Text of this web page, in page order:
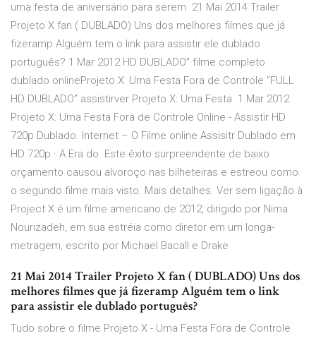
uma festa de aniversário para serem 21 Mai 2014 Trailer
Projeto X fan ( DUBLADO) Uns dos melhores filmes que já
fizeramp Alguém tem o link para assistir ele dublado
português? 1 Mar 2012 HD DUBLADO” filme completo
dublado onlineProjeto X: Uma Festa Fora de Controle ”FULL
HD DUBLADO” assistirver Projeto X: Uma Festa 1 Mar 2012
Projeto X: Uma Festa Fora de Controle Online - Assistir HD
720p Dublado. Internet – O Filme online Assisitr Dublado em
HD 720p · A Era do Este êxito surpreendente de baixo
orçamento causou alvoroço nas bilheteiras e estreou como
o segundo filme mais visto. Mais detalhes. Ver sem ligação à
Project X é um filme americano de 2012, dirigido por Nima
Nourizadeh, em sua estréia como diretor em um longa-
metragem, escrito por Michael Bacall e Drake
21 Mai 2014 Trailer Projeto X fan ( DUBLADO) Uns dos
melhores filmes que já fizeramp Alguém tem o link
para assistir ele dublado português?
Tudo sobre o filme Projeto X - Uma Festa Fora de Controle